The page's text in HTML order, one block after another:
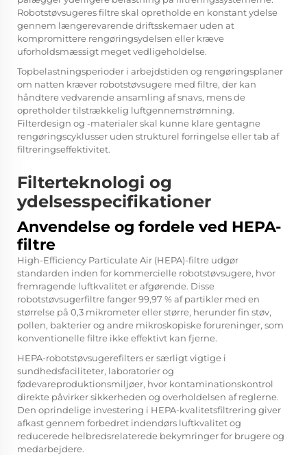
Robotstøvsugeres filtre skal opretholde en konstant ydelse
gennem længerevarende driftsskemaer uden at
kompromittere rengøringsydelsen eller kræve
uforholdsmæssigt meget vedligeholdelse.
Topbelastningsperioder i arbejdstiden og rengøringsplaner
om natten kræver robotstøvsugere med filtre, der kan
håndtere vedvarende ansamling af snavs, mens de
opretholder tilstrækkelig luftgennemstrømning.
Filterdesign og -materialer skal kunne klare gentagne
rengøringscyklusser uden strukturel forringelse eller tab af
filtreringseffektivitet.
Filterteknologi og
ydelsesspecifikationer
Anvendelse og fordele ved HEPA-
filtre
High-Efficiency Particulate Air (HEPA)-filtre udgør
standarden inden for kommercielle robotstøvsugere, hvor
fremragende luftkvalitet er afgørende. Disse
robotstøvsugerfiltre fanger 99,97 % af partikler med en
størrelse på 0,3 mikrometer eller større, herunder fin støv,
pollen, bakterier og andre mikroskopiske forureninger, som
konventionelle filtre ikke effektivt kan fjerne.
HEPA-robotstøvsugerefilters er særligt vigtige i
sundhedsfaciliteter, laboratorier og
fødevareproduktionsmiljøer, hvor kontaminationskontrol
direkte påvirker sikkerheden og overholdelsen af reglerne.
Den oprindelige investering i HEPA-kvalitetsfiltrering giver
afkast gennem forbedret indendørs luftkvalitet og
reducerede helbredsrelaterede bekymringer for brugere og
medarbejdere.